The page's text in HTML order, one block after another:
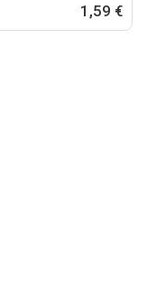
1,59 €